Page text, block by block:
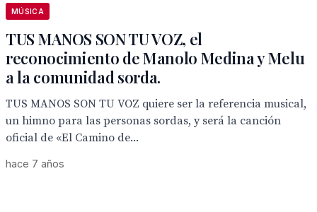
MÚSICA
TUS MANOS SON TU VOZ, el
reconocimiento de Manolo Medina y Melu
a la comunidad sorda.
TUS MANOS SON TU VOZ quiere ser la referencia musical,
un himno para las personas sordas, y será la canción
oficial de «El Camino de...
hace 7 años